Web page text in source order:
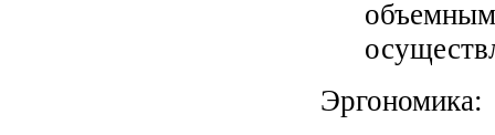
Эргономика: